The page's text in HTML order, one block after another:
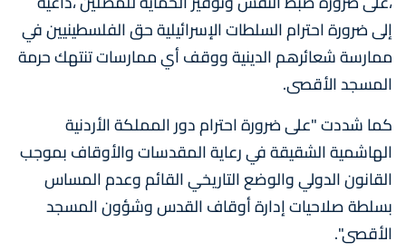
إلى ضرورة احترام السلطات الإسرائيلية حق الفلسطينيين في
ممارسة شعائرهم الدينية ووقف أي ممارسات تنتهك حرمة
المسجد الأقصى.
كما شددت "على ضرورة احترام دور المملكة الأردنية
الهاشمية الشقيقة في رعاية المقدسات والأوقاف بموجب
القانون الدولي والوضع التاريخي القائم وعدم المساس
بسلطة صلاحيات إدارة أوقاف القدس وشؤون المسجد
الأقصى".